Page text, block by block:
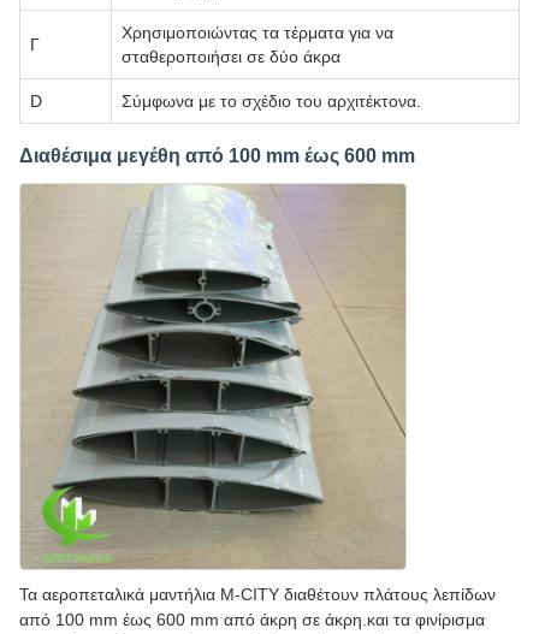
Γ
Χρησιμοποιώντας τα τέρματα για να
σταθεροποιήσει σε δύο άκρα
D Σύμφωνα με το σχέδιο του αρχιτέκτονα.
Διαθέσιμα μεγέθη από 100 mm έως 600 mm
Τα αεροπεταλικά μαντήλια M-CITY διαθέτουν πλάτους λεπίδων
από 100 mm έως 600 mm από άκρη σε άκρη.και τα φινίρισμα